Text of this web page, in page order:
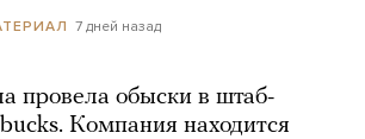
7 дней назад
провела обыски в штаб-
Компания находится